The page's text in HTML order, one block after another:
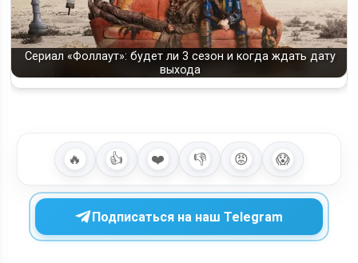
Сериал «Фоллаут»: будет ли 3 сезон и когда ждать дату
выхода
🔥 👍 ❤️ 👎 😡 😱
Подписаться на наш Telegram